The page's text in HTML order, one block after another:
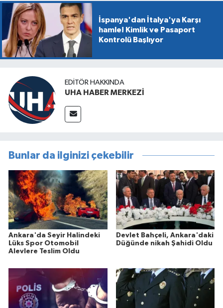
İspanya'dan İtalya'ya Karşı
hamle! Kimlik ve Pasaport
Kontrolü Başlıyor
EDITÖR HAKKINDA
UHA HABER MERKEZİ
Bunlar da ilginizi çekebilir
Ankara'da Seyir Halindeki
Lüks Spor Otomobil
Alevlere Teslim Oldu
Devlet Bahçeli, Ankara'daki
Düğünde nikah Şahidi Oldu